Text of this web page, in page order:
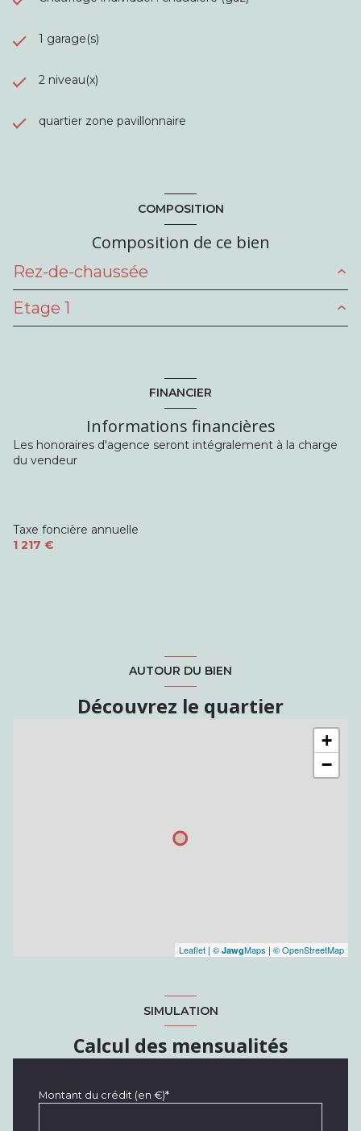
1 garage(s)
2 niveau(x)
quartier zone pavillonnaire
COMPOSITION
Composition de ce bien
Rez-de-chaussée
entrée
véranda
Etage 1
chambre
chambre
FINANCIER
Informations financières
Les honoraires d'agence seront intégralement à la charge
du vendeur
Taxe foncière annuelle
1 217 €
AUTOUR DU BIEN
Découvrez le quartier
+
−
Leaflet | © JawgMaps | © OpenStreetMap
SIMULATION
Calcul des mensualités
Montant du crédit (en €)*